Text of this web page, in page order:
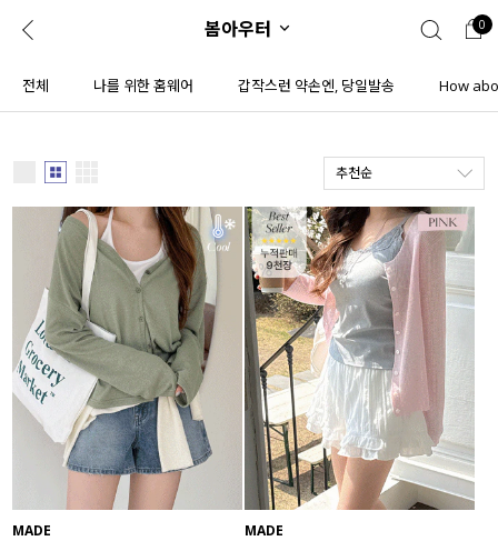
로그인 0
ENG
JP
회원혜택 입
CATEGORY COMMUNITY
도착보장⚡
인플루언서 pick!
신상 5%
베스트
ALL
익스클루시브
아우터
티셔츠
니트
봄아우터 0
전체 나를 위한 홈웨어 갑작스런 약손엔, 당일발송 How
추천순
MADE MADE